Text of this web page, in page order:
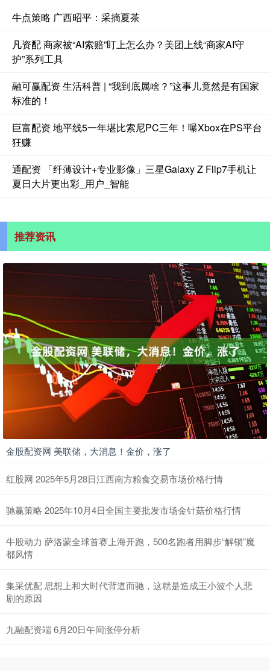
牛点策略 广西昭平：采摘夏茶
凡资配 商家被“AI索赔”盯上怎么办？美团上线“商家AI守
护”系列工具
融可赢配资 生活科普 | “我到底属啥？”这事儿竟然是有国家
标准的！
巨富配资 地平线5一年堪比索尼PC三年！曝Xbox在PS平台
狂赚
通配资 「纤薄设计+专业影像」三星Galaxy Z Flip7手机让
夏日大片更出彩_用户_智能
推荐资讯
金股配资网 美联储，大消息！金价，涨了
红股网 2025年5月28日江西南方粮食交易市场价格行情
驰赢策略 2025年10月4日全国主要批发市场金针菇价格行情
牛股动力 萨洛蒙全球首赛上海开跑，500名跑者用脚步“解锁”魔
都风情
集采优配 思想上和大时代背道而驰，这就是造成王小波个人悲
剧的原因
九融配资端 6月20日午间涨停分析